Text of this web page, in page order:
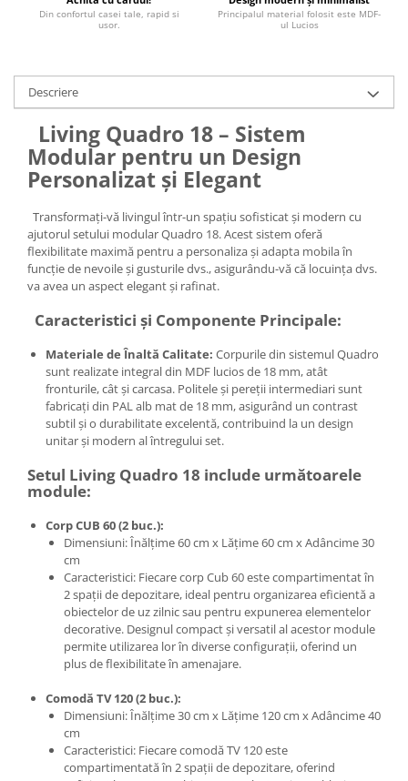
Din confortul casei tale, rapid si
usor.
Principalul material folosit este MDF-
ul Lucios
Descriere
Living Quadro 18 – Sistem
Modular pentru un Design
Personalizat și Elegant
Transformați-vă livingul într-un spațiu sofisticat și modern cu
ajutorul setului modular Quadro 18. Acest sistem oferă
flexibilitate maximă pentru a personaliza și adapta mobila în
funcție de nevoile și gusturile dvs., asigurându-vă că locuința dvs.
va avea un aspect elegant și rafinat.
Caracteristici și Componente Principale:
Materiale de Înaltă Calitate: Corpurile din sistemul Quadro
sunt realizate integral din MDF lucios de 18 mm, atât
fronturile, cât și carcasa. Politele și pereții intermediari sunt
fabricați din PAL alb mat de 18 mm, asigurând un contrast
subtil și o durabilitate excelentă, contribuind la un design
unitar și modern al întregului set.
Setul Living Quadro 18 include următoarele
module:
Corp CUB 60 (2 buc.):
Dimensiuni: Înălțime 60 cm x Lățime 60 cm x Adâncime 30
cm
Caracteristici: Fiecare corp Cub 60 este compartimentat în
2 spații de depozitare, ideal pentru organizarea eficientă a
obiectelor de uz zilnic sau pentru expunerea elementelor
decorative. Designul compact și versatil al acestor module
permite utilizarea lor în diverse configurații, oferind un
plus de flexibilitate în amenajare.
Comodă TV 120 (2 buc.):
Dimensiuni: Înălțime 30 cm x Lățime 120 cm x Adâncime 40
cm
Caracteristici: Fiecare comodă TV 120 este
compartimentată în 2 spații de depozitare, oferind